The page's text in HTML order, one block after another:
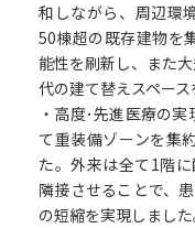
和しながら、周辺環
50棟超の既存建物を
能性を刷新し、また
代の建て替えスペース
・高度･先進医療の
て重装備ゾーンを集
た。外来は全て1階
隣接させることで、
の短縮を実現しました